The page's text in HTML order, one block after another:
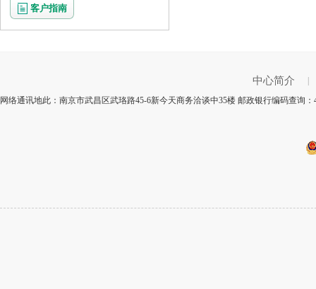
客户指南
中心简介
网络通讯地此：南京市武昌区武珞路45-6新今天商务洽谈中35楼 邮政银行编码查询